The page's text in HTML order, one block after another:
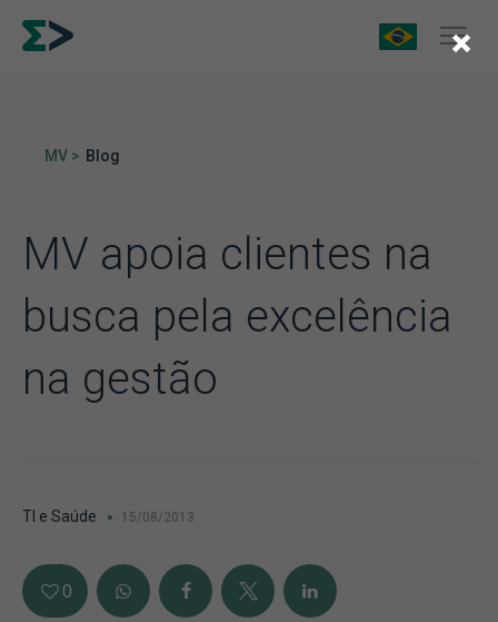
×
MV > Blog
MV apoia clientes na
busca pela excelência
na gestão
TI e Saúde 15/08/2013
0